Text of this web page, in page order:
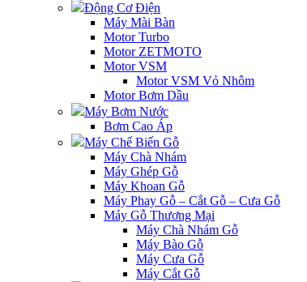
Động Cơ Điện
Máy Mài Bàn
Motor Turbo
Motor ZETMOTO
Motor VSM
Motor VSM Vỏ Nhôm
Motor Bơm Dầu
Máy Bơm Nước
Bơm Cao Áp
Máy Chế Biến Gỗ
Máy Chà Nhám
Máy Ghép Gỗ
Máy Khoan Gỗ
Máy Phay Gỗ – Cắt Gỗ – Cưa Gỗ
Máy Gỗ Thương Mại
Máy Chà Nhám Gỗ
Máy Bào Gỗ
Máy Cưa Gỗ
Máy Cắt Gỗ